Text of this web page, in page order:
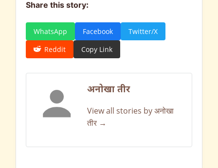
Share this story:
WhatsApp Facebook
Twitter/X
Reddit
Copy Link
अनोखा तीर
View all stories by अनोखा
तीर →